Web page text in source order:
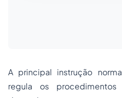
A principal instrução
regula os